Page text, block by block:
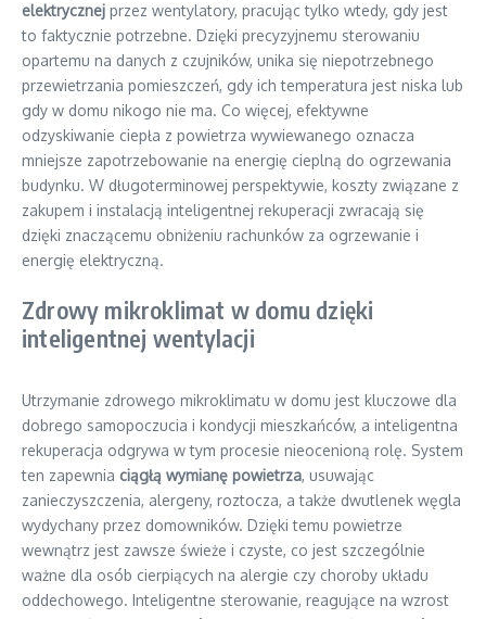
elektrycznej przez wentylatory, pracując tylko wtedy, gdy jest
to faktycznie potrzebne. Dzięki precyzyjnemu sterowaniu
opartemu na danych z czujników, unika się niepotrzebnego
przewietrzania pomieszczeń, gdy ich temperatura jest niska lub
gdy w domu nikogo nie ma. Co więcej, efektywne
odzyskiwanie ciepła z powietrza wywiewanego oznacza
mniejsze zapotrzebowanie na energię cieplną do ogrzewania
budynku. W długoterminowej perspektywie, koszty związane z
zakupem i instalacją inteligentnej rekuperacji zwracają się
dzięki znaczącemu obniżeniu rachunków za ogrzewanie i
energię elektryczną.
Zdrowy mikroklimat w domu dzięki
inteligentnej wentylacji
Utrzymanie zdrowego mikroklimatu w domu jest kluczowe dla
dobrego samopoczucia i kondycji mieszkańców, a inteligentna
rekuperacja odgrywa w tym procesie nieocenioną rolę. System
ten zapewnia ciągłą wymianę powietrza, usuwając
zanieczyszczenia, alergeny, roztocza, a także dwutlenek węgla
wydychany przez domowników. Dzięki temu powietrze
wewnątrz jest zawsze świeże i czyste, co jest szczególnie
ważne dla osób cierpiących na alergie czy choroby układu
oddechowego. Inteligentne sterowanie, reagujące na wzrost